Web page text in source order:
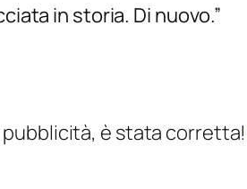
in storia. Di nuovo.”
pubblicità, è stata corretta!